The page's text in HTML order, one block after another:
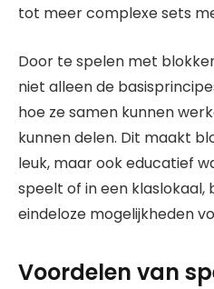
tot meer complexe sets
Door te spelen met
niet alleen de
hoe ze samen kunnen
kunnen delen. Dit maakt
leuk, maar ook educatief
speelt of in een klaslokaal,
eindeloze mogelijkheden
Voordelen van